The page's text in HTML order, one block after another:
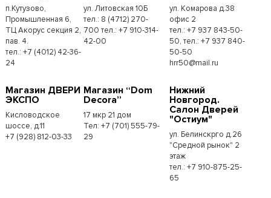
п.Кутузово,
Промышленная 6,
ТЦ Акорус секция 2,
пав. 4.
тел.: +7 (4012) 42-36-
24
ул. Литовская 10Б
тел.: 8 (4712) 270-
700 тел.: +7 910-314-
42-00
ул. Комарова д.38
офис 2
тел.: +7 937 843-50-
50, тел.: +7 937 840-
50-50
hrr50@mail.ru
Магазин ДВЕРИ
ЭКСПО
Кисловодское
шоссе, д.11
+7 (928) 812-03-33
Магазин “Dom
Decora”
17 мкр 21 дом
Тел: +7 (701) 555-79-
29
Нижний
Новгород.
Салон Дверей
"Остиум"
ул. Белинскрго д.26
"Средной рынок" 2
этаж
тел.: +7 910-875-25-
65